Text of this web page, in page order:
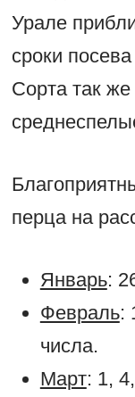
Урале
сроки
Сорта так
перца на
Январь:
Февраль:
числа.
Март: 1,